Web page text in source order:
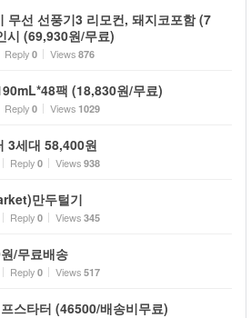
무선 선풍기3 리모컨, 돼지코포함 (7
시 (69,930원/무료)
Reply 0 Views 876
팩 (18,830원/무료)
Reply 0 Views 1029
3세대 58,400원
Reply 0 Views 938
만두털기
Reply 0 Views 345
/무료배송
Reply 0 Views 517
스타터 (46500/배송비무료)